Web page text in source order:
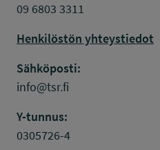
09 6803 3311
Henkilöstön yhteystiedot
Sähköposti:
info@tsr.fi
Y-tunnus:
0305726-4